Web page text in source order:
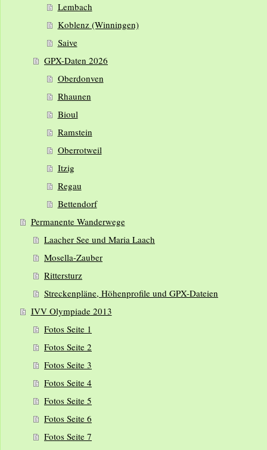
Lembach
Koblenz (Winningen)
Saive
GPX-Daten 2026
Oberdonven
Rhaunen
Bioul
Ramstein
Oberrotweil
Itzig
Regau
Bettendorf
Permanente Wanderwege
Laacher See und Maria Laach
Mosella-Zauber
Rittersturz
Streckenpläne, Höhenprofile und GPX-Dateien
IVV Olympiade 2013
Fotos Seite 1
Fotos Seite 2
Fotos Seite 3
Fotos Seite 4
Fotos Seite 5
Fotos Seite 6
Fotos Seite 7